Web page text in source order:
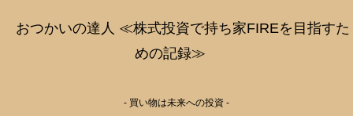
おつかいの達人 ≪株式投資で持ち家FIREを目指すた
めの記録≫
- 買い物は未来への投資 -